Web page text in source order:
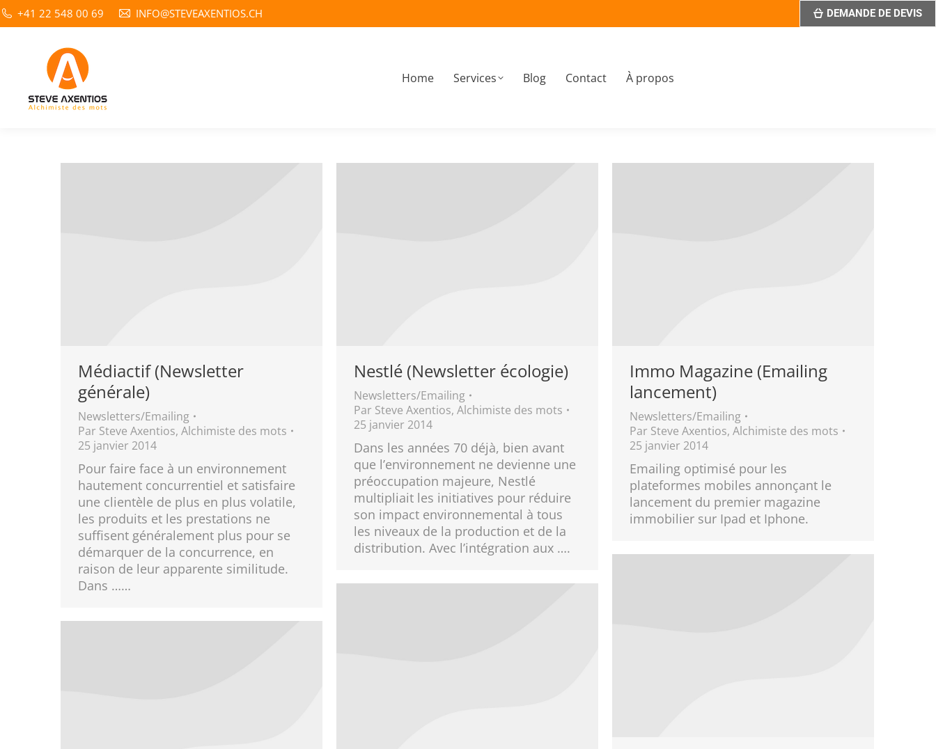
+41 22 548 00 69 INFO@STEVEAXENTIOS.CH DEMANDE DE DEVIS
Home Services Blog Contact À propos
Médiactif (Newsletter
générale)
Newsletters/Emailing
Par Steve Axentios, Alchimiste des mots
25 janvier 2014
Pour faire face à un environnement
hautement concurrentiel et satisfaire
une clientèle de plus en plus volatile,
les produits et les prestations ne
suffisent généralement plus pour se
démarquer de la concurrence, en
raison de leur apparente similitude.
Dans ……
Nestlé (Newsletter écologie)
Newsletters/Emailing
Par Steve Axentios, Alchimiste des mots
25 janvier 2014
Dans les années 70 déjà, bien avant
que l’environnement ne devienne une
préoccupation majeure, Nestlé
multipliait les initiatives pour réduire
son impact environnemental à tous
les niveaux de la production et de la
distribution. Avec l’intégration aux ….
Immo Magazine (Emailing
lancement)
Newsletters/Emailing
Par Steve Axentios, Alchimiste des mots
25 janvier 2014
Emailing optimisé pour les
plateformes mobiles annonçant le
lancement du premier magazine
immobilier sur Ipad et Iphone.
Home Services Blog Contact À propos